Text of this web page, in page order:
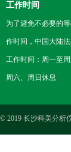
工作时间
为了避免不必要的
作时间，中国大陆法
工作时间：周一至
周六、周日休息
© 2019 长沙科美分析